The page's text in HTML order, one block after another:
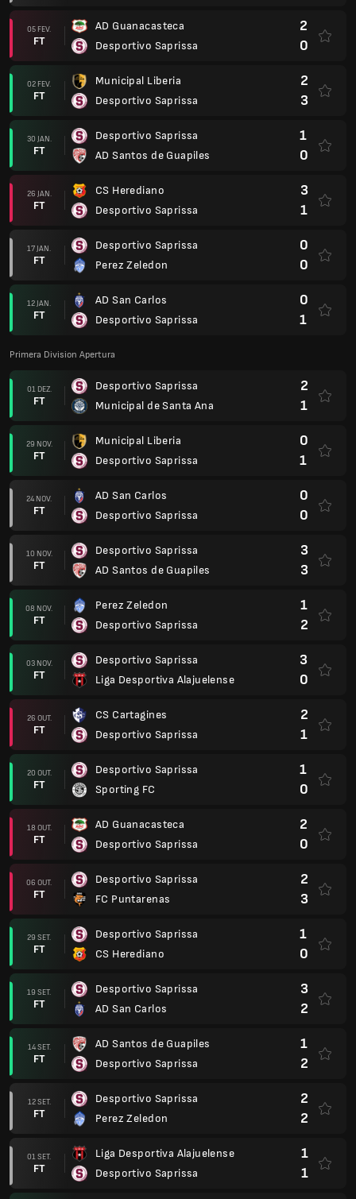
05 FEV.
FT
AD Guanacasteca
Desportivo Saprissa
2
0
02 FEV.
FT
Municipal Liberia
Desportivo Saprissa
2
3
30 JAN.
FT
Desportivo Saprissa
AD Santos de Guapiles
1
0
26 JAN.
FT
CS Herediano
Desportivo Saprissa
3
1
17 JAN.
FT
Desportivo Saprissa
Perez Zeledon
0
0
12 JAN.
FT
AD San Carlos
Desportivo Saprissa
0
1
Primera Division Apertura
01 DEZ.
FT
Desportivo Saprissa
Municipal de Santa Ana
2
1
29 NOV.
FT
Municipal Liberia
Desportivo Saprissa
0
1
24 NOV.
FT
AD San Carlos
Desportivo Saprissa
0
0
10 NOV.
FT
Desportivo Saprissa
AD Santos de Guapiles
3
3
08 NOV.
FT
Perez Zeledon
Desportivo Saprissa
1
2
03 NOV.
FT
Desportivo Saprissa
Liga Desportiva Alajuelense
3
0
26 OUT.
FT
CS Cartagines
Desportivo Saprissa
2
1
20 OUT.
FT
Desportivo Saprissa
Sporting FC
1
0
18 OUT.
FT
AD Guanacasteca
Desportivo Saprissa
2
0
06 OUT.
FT
Desportivo Saprissa
FC Puntarenas
2
3
29 SET.
FT
Desportivo Saprissa
CS Herediano
1
0
19 SET.
FT
Desportivo Saprissa
AD San Carlos
3
2
14 SET.
FT
AD Santos de Guapiles
Desportivo Saprissa
1
2
12 SET.
FT
Desportivo Saprissa
Perez Zeledon
2
2
01 SET.
FT
Liga Desportiva Alajuelense
Desportivo Saprissa
1
1